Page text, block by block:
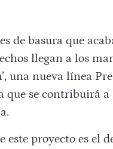
de basura que
llegan a los
una nueva línea
que se contribuirá a
este proyecto es el